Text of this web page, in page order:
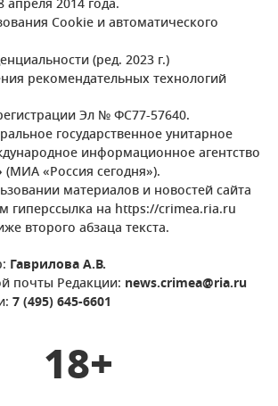
2014 года.
Cookie и автоматического
(ред. 2023 г.)
рекомендательных технологий
Эл № ФС77-57640.
государственное унитарное
информационное агентство
(МИА «Россия сегодня»).
материалов и новостей сайта
гиперссылка на https://crimea.ria.ru
второго абзаца текста.
Гаврилова А.В.
почты Редакции: news.crimea@ria.ru
7 (495) 645-6601
18+